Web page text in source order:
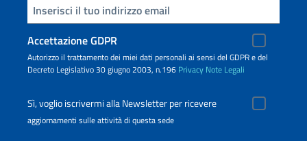
Inserisci la tua email
Accettazione GDPR
Autorizzo il trattamento dei miei dati personali ai sensi del GDPR e del
Decreto Legislativo 30 giugno 2003, n.196 Privacy Note Legali
Sì, voglio iscrivermi alla Newsletter per ricevere
aggiornamenti sulle attività di questa sede